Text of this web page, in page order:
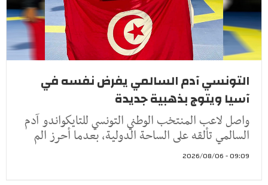
التونسي آدم السالمي يفرض نفسه في
آسيا ويتوج بذهبية جديدة
واصل لاعب المنتخب الوطني التونسي للتايكواندو آدم
السالمي تألقه على الساحة الدولية، بعدما أحرز الم
09:09 - 2026/08/06